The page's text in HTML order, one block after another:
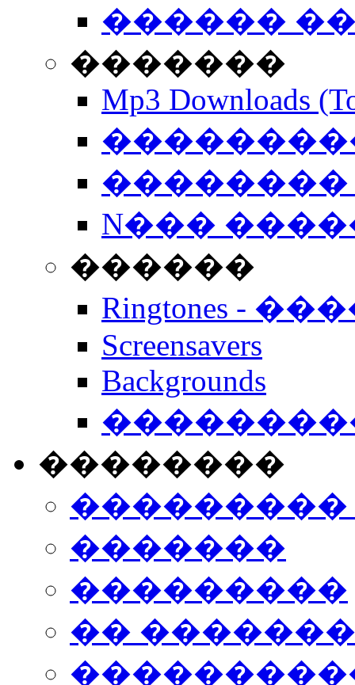
������
�������
Mp3 Downloads
��������
N���
������
Ringtones -
Screensavers
Backgrounds
��������
���������
�������
���������
��